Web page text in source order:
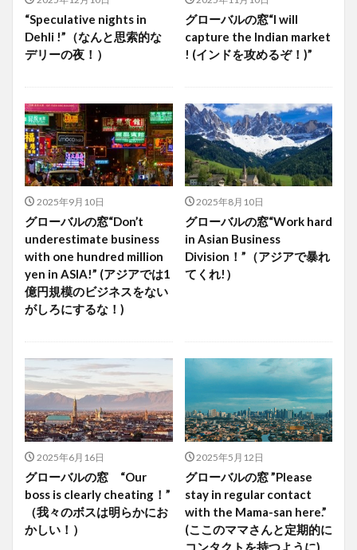
“Speculative nights in
Dehli !”（なんと思索的な
デリーの夜！）
グローバルの窓“I will
capture the Indian market
! (インドを攻めるぞ！)”
2025年9月10日
グローバルの窓“Don’t
underestimate business
with one hundred million
yen in ASIA!” (アジアでは1
億円規模のビジネスをない
がしろにするな！)
2025年8月10日
グローバルの窓“Work hard
in Asian Business
Division！”（アジアで暴れ
てくれ!）
2025年6月16日
グローバルの窓 “Our
boss is clearly cheating！”
（我々のボスは明らかにお
かしい！）
2025年5月12日
グローバルの窓 ”Please
stay in regular contact
with the Mama-san here.”
(ここのママさんと定期的に
コンタクトを持つように)